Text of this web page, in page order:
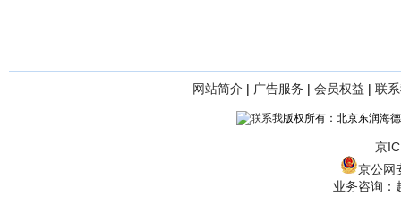
网站简介 | 广告服务 | 会员权益 | 联
版权所有：北京东润海
京
京公网
业务咨询：